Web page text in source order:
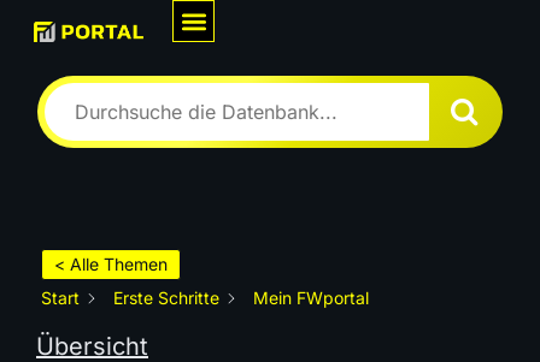
Wie können wir Dir helfen?
< Alle Themen
Start
Erste Schritte Mein FWportal
Übersicht